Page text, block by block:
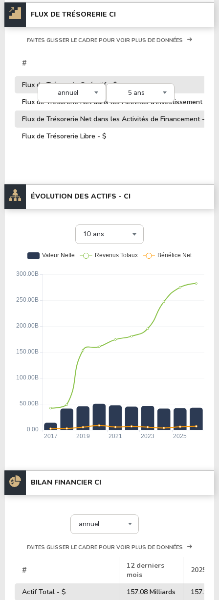
FLUX DE TRÉSORERIE CI
annuel 5 ans
FAITES GLISSER LE CADRE POUR VOIR PLUS DE DONNÉES
#
Flux de Trésorerie Opératif - $
Flux de Trésorerie Net dans les Activités d'Investissement - $
Flux de Trésorerie Net dans les Activités de Financement - $
Flux de Trésorerie Libre - $
ÉVOLUTION DES ACTIFS - CI
10 ans
BILAN FINANCIER CI
annuel
FAITES GLISSER LE CADRE POUR VOIR PLUS DE DONNÉES
#
12 derniers
mois
2025
Actif Total - $ 157.08 Milliards 157.92